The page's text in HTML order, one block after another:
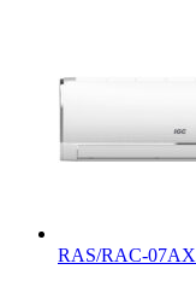
RAS/RAC-07AX